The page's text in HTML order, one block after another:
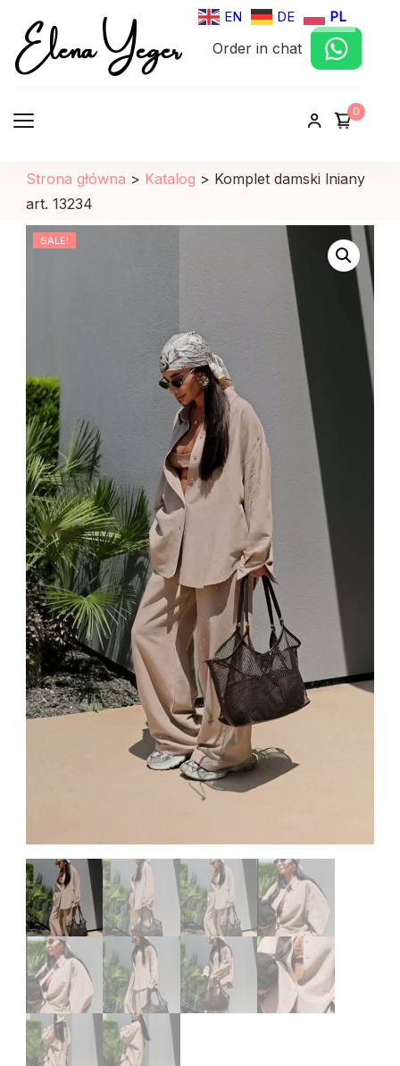
EN DE PL
Elena Yeger
Sklep internetowy odziez damska
Order in chat
0
Strona główna > Katalog > Komplet damski lniany
art. 13234
SALE!